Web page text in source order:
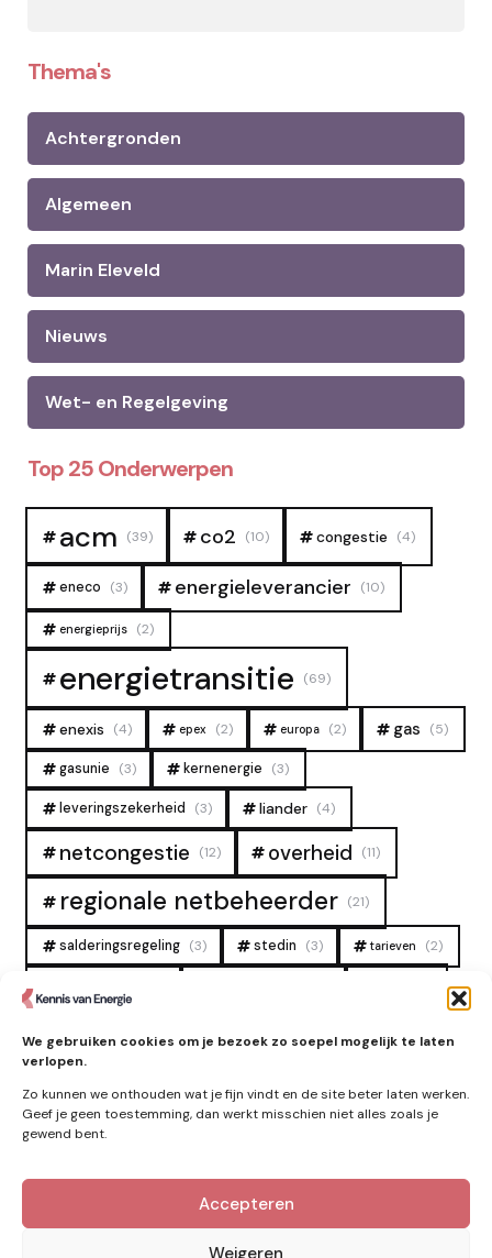
We gebruiken cookies om je bezoek zo soepel mogelijk te laten
verlopen.
Zo kunnen we onthouden wat je fijn vindt en de site beter laten werken.
Geef je geen toestemming, dan werkt misschien niet alles zoals je
gewend bent.
Accepteren
Weigeren
Thema's
Achtergronden
Algemeen
Marin Eleveld
Nieuws
Wet- en Regelgeving
Top 25 Onderwerpen
acm (39) co2 (10) congestie (4)
eneco (3) energieleverancier (10)
energieprijs (2)
energietransitie (69)
enexis (4) epex (2) europa (2) gas (5)
gasunie (3) kernenergie (3)
leveringszekerheid (3) liander (4)
netcongestie (12) overheid (11)
regionale netbeheerder (21)
salderingsregeling (3) stedin (3) tarieven (2)
tennet
zonne-energie (9)
Kennis van Energie in je mailbox?
Abonner op nieuwe artikelen.